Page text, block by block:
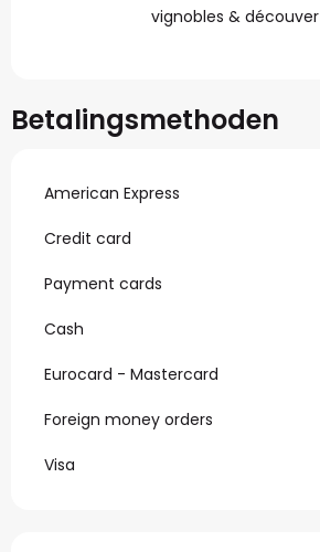
vignobles &
Betalingsmethoden
American Express
Credit card
Payment cards
Cash
Eurocard - Mastercard
Foreign money orders
Visa